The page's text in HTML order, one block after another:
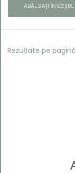
ADĂUGAŢI ÎN COŞUL
Rezultate pe pagină